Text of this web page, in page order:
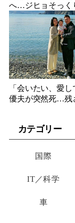
へ…ジヒョそっく
妹、多国籍7人組
ビュー
「会いたい、愛
優夫が突然死…残
カテゴリー
国際
IT／科学
車